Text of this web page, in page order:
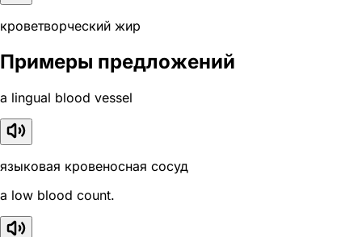
кроветворческий жир
Примеры предложений
a lingual blood vessel
языковая кровеносная сосуд
a low blood count.